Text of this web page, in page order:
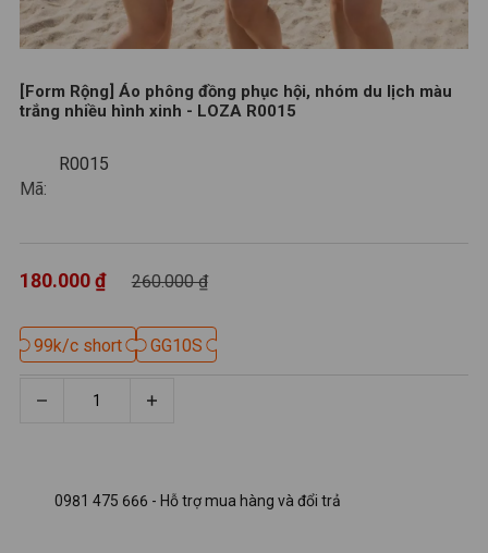
[Form Rộng] Áo phông đồng phục hội, nhóm du lịch màu
trắng nhiều hình xinh - LOZA R0015
Mã:
260.000 ₫
180.000 ₫
0981 475 666 - Hỗ trợ mua hàng và đổi trả
R0015
99k/c short
99k/c short GG10S
GG10S